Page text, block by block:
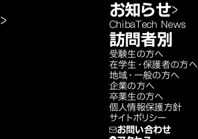
お知らせ
ChibaTech News
訪問者別
受験生の方へ
在学生・保護者の方へ
地域・一般の方へ
企業の方へ
卒業生の方へ
個人情報保護方針
サイトポリシー
お問い合わせ